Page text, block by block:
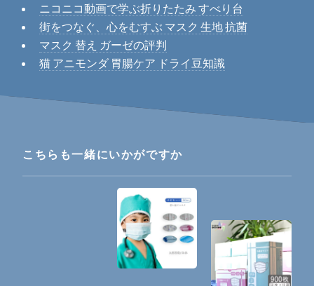
ニコニコ動画で学ぶ折りたたみ すべり台
街をつなぐ、心をむすぶ マスク 生地 抗菌
マスク 替え ガーゼの評判
猫 アニモンダ 胃腸ケア ドライ豆知識
こちらも一緒にいかがですか